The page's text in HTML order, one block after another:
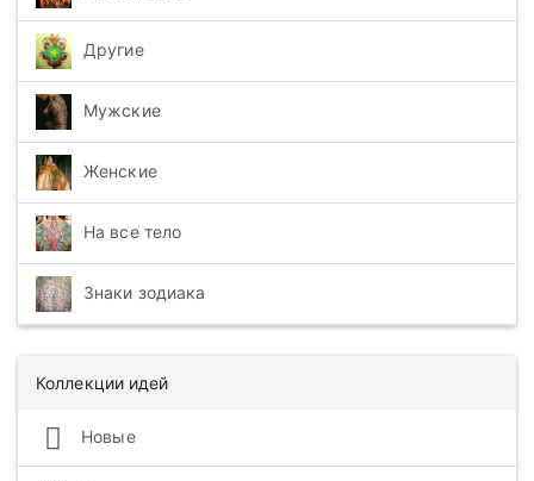
Другие
Мужские
Женские
На все тело
Знаки зодиака
Коллекции идей
Новые